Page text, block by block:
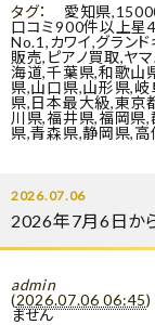
タグ： 愛知県,
口コミ900件以上星
No.1 ,カワイ,グランド
販売, ピアノ買取,ヤ
海道,千葉県,和歌山
県,山口県,山形県,岐
県,日本最大級,東京
川県,福井県,福岡県,
県,青森県,静岡県,高
2026.07.06
2026年7月6日か
admin
(2026.07.06 06:45)
ません